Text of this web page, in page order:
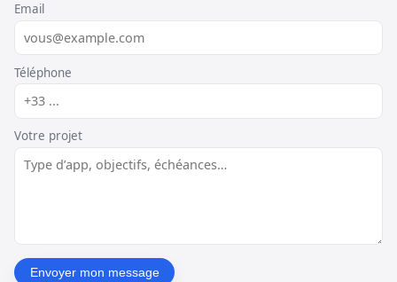
Email
Téléphone
Votre projet
Envoyer mon message